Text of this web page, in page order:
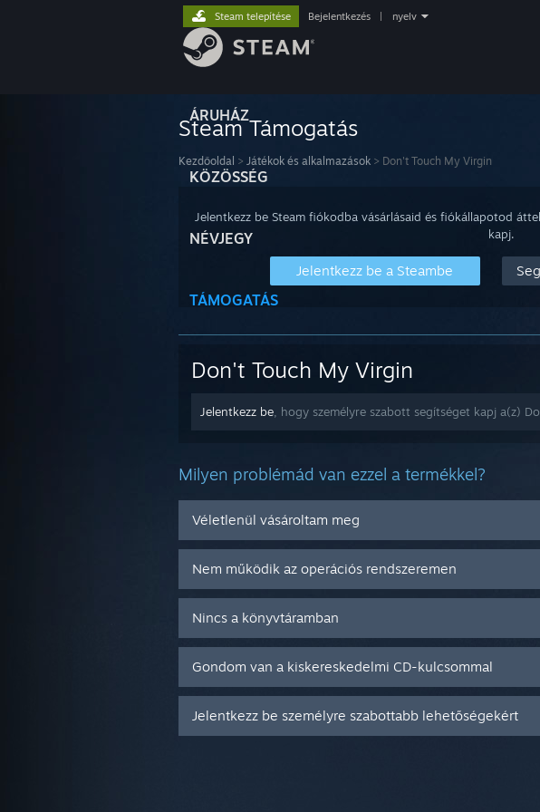
ÁRUHÁZ
KÖZÖSSÉG
NÉVJEGY
TÁMOGATÁS
Steam telepítése Bejelentkezés nyelv
Steam Támogatás
Kezdőoldal > Játékok és alkalmazások > Don't Touch My Virgin
Jelentkezz be Steam fiókodba vásárlásaid és fiókállapotod
kapj.
Jelentkezz be a Steambe
Don't Touch My Virgin
Jelentkezz be , hogy személyre szabott segítséget kapj a(z)
Milyen problémád van ezzel a termékkel?
Véletlenül vásároltam meg
Nem működik az operációs rendszeremen
Nincs a könyvtáramban
Gondom van a kiskereskedelmi CD-kulcsommal
Jelentkezz be személyre szabottabb lehetőségekért